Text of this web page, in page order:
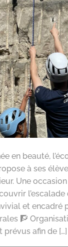
en beauté,
à ses
Une
et encadré
🧗
prévus afin de […]